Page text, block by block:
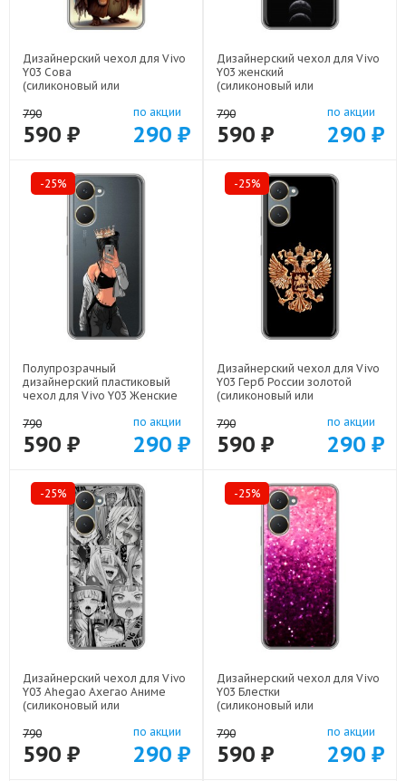
Дизайнерский чехол для Vivo
Y03 Сова
(силиконовый или
арт: 83104-21735
790
590 ₽
по акции
290 ₽
Дизайнерский чехол для Vivo
Y03 женский
(силиконовый или
арт: 83104-22942
790
590 ₽
по акции
290 ₽
-25%
Полупрозрачный
дизайнерский пластиковый
чехол для Vivo Y03 Женские
790
590 ₽
по акции
290 ₽
-25%
Дизайнерский чехол для Vivo
Y03 Герб России золотой
(силиконовый или
арт: 83104-21817
790
590 ₽
по акции
290 ₽
-25%
Дизайнерский чехол для Vivo
Y03 Ahegao Ахегао Аниме
(силиконовый или
арт: 83104-22519
790
590 ₽
по акции
290 ₽
-25%
Дизайнерский чехол для Vivo
Y03 Блестки
(силиконовый или
арт: 83104-21933
790
590 ₽
по акции
290 ₽